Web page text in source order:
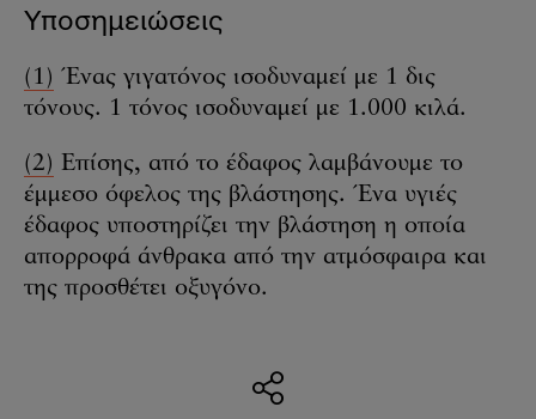
Υποσημειώσεις
(1) Ένας γιγατόνος ισοδυναμεί με 1 δις
τόνους. 1 τόνος ισοδυναμεί με 1.000 κιλά.
(2) Επίσης, από το έδαφος λαμβάνουμε το
έμμεσο όφελος της βλάστησης. Ένα υγιές
έδαφος υποστηρίζει την βλάστηση η οποία
απορροφά άνθρακα από την ατμόσφαιρα και
της προσθέτει οξυγόνο.